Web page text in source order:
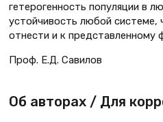
гетерогенность популяции в
устойчивость любой
отнести и к представленному
Проф. Е.Д. Савилов
Об авторах / Для